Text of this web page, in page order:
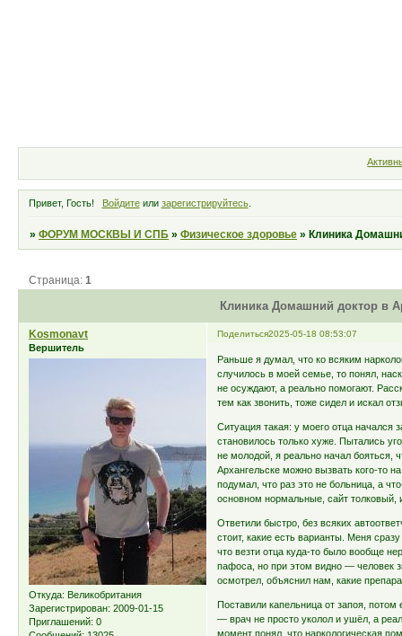
Привет, Гость! Войдитеили зарегистрируйтесь.
»ФОРУМ МОСКВЫ И СПБ »Физическое здоровье »Клиника
Клиника Домашний доктор в
Страница:1
Поделиться2025-05-18 08:53:07
Kosmonavt
Вершитель
Откуда: Великобритания
Зарегистрирован: 2009-01-15
Приглашений: 0
Раньше я думал, что ко всяким
случилось в моей семье, то понял,
не осуждают, а реально помогают.
тем как звонить, тоже сидел и искал
Ситуация такая: у моего отца начался
становилось только хуже. Пытались
не молодой, я реально начал бояться,
Архангельске можно вызвать кого-то
подумал, что раз это не больница, а
основном нормальные, сайт толковый,
Ответили быстро, без всяких
стоит, какие есть варианты. Меня
что везти отца куда-то было вообще
пафоса, но при этом видно — человек
осмотрел, объяснил нам, какие
Поставили капельница от запоя,
— врач не просто уколол и ушёл, а
момент понял, что наркологическая